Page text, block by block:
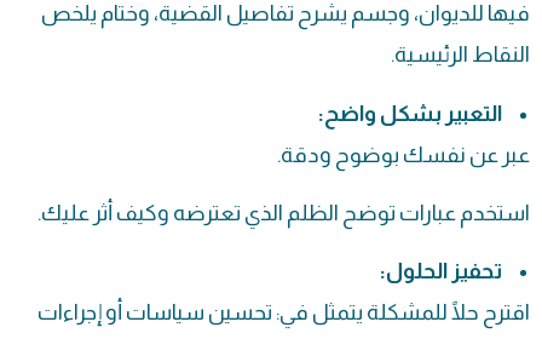
فيها للديوان، وجسم يشرح تفاصيل القضية، وختام يلخص
النقاط الرئيسية.
التعبير بشكل واضح:
عبر عن نفسك بوضوح ودقة.
استخدم عبارات توضح الظلم الذي تعترضه وكيف أثر عليك.
تحفيز الحلول:
اقترح حلًا للمشكلة يتمثل في: تحسين سياسات أو إجراءات